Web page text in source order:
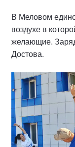
В Меловом
воздухе в
желающие.
Достова.